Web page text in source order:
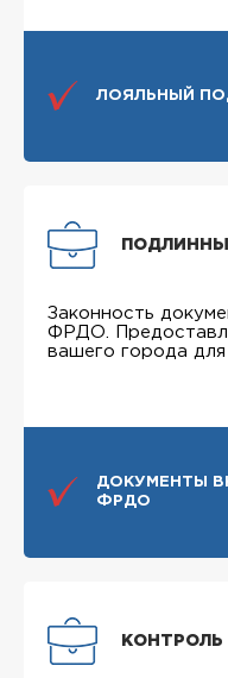
ЛОЯЛЬНЫЙ
Законность
ФРДО.
вашего города для
ДОКУМЕНТЫ
ФРДО